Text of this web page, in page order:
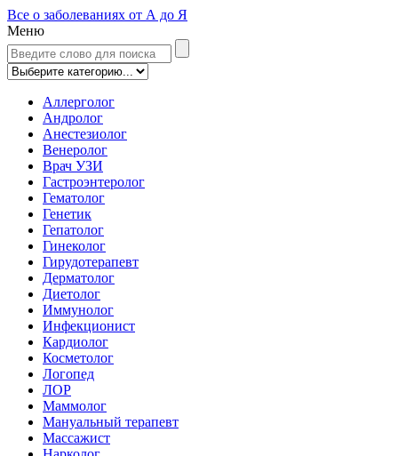
Все о заболеваниях от А до Я
Меню
Аллерголог
Андролог
Анестезиолог
Венеролог
Врач УЗИ
Гастроэнтеролог
Гематолог
Генетик
Гепатолог
Гинеколог
Гирудотерапевт
Дерматолог
Диетолог
Иммунолог
Инфекционист
Кардиолог
Косметолог
Логопед
ЛОР
Маммолог
Мануальный терапевт
Массажист